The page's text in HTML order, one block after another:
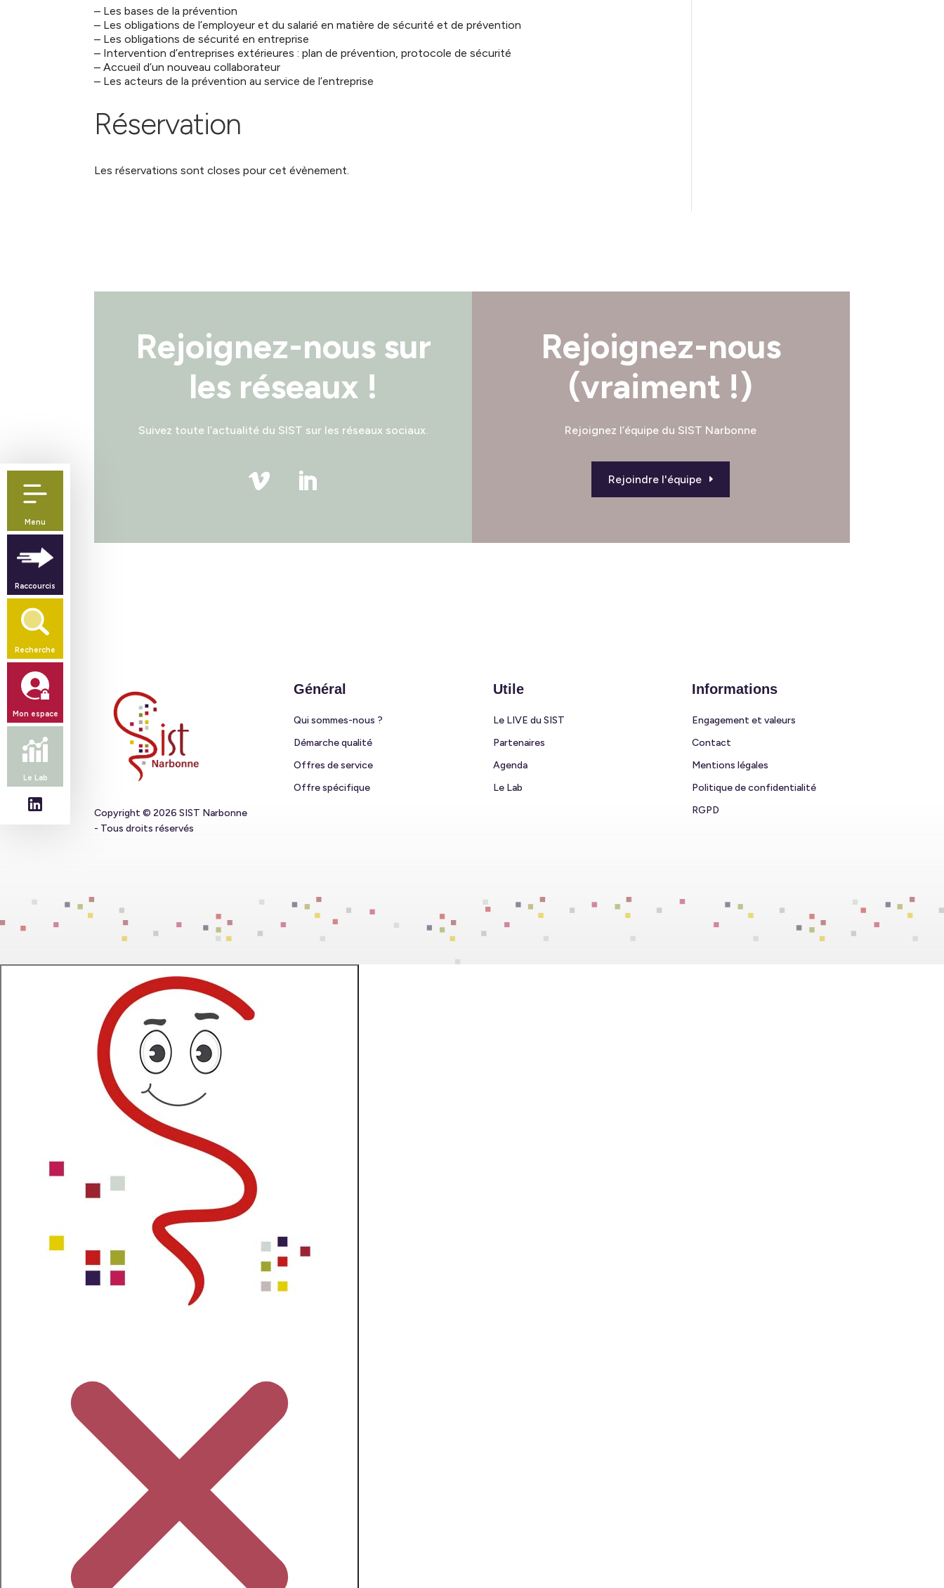
– Les bases de la prévention
– Les obligations de l’employeur et du salarié en matière de sécurité et de prévention
– Les obligations de sécurité en entreprise
– Intervention d’entreprises extérieures : plan de prévention, protocole de sécurité
– Accueil d’un nouveau collaborateur
– Les acteurs de la prévention au service de l’entreprise
Réservation
Les réservations sont closes pour cet évènement.
Rejoignez-nous sur
les réseaux !
Suivez toute l’actualité du SIST sur les réseaux sociaux.
Rejoignez-nous
(vraiment !)
Rejoignez l’équipe du SIST Narbonne
Rejoindre l'équipe
Copyright © 2026 SIST Narbonne
- Tous droits réservés
Général
Qui sommes-nous ?
Démarche qualité
Offres de service
Offre spécifique
Utile
Le LIVE du SIST
Partenaires
Agenda
Le Lab
Informations
Engagement et valeurs
Contact
Mentions légales
Politique de confidentialité
RGPD
Menu
Raccourcis
Recherche
Mon espace
Le Lab
Suivez-
nous